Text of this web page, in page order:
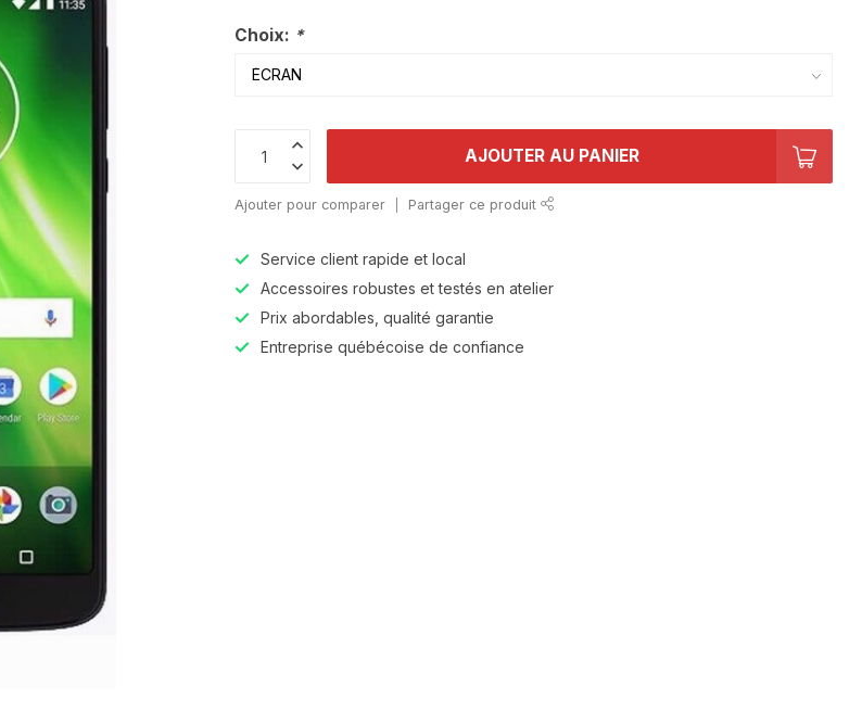
Choix: *
AJOUTER AU PANIER
Ajouter pour comparer Partager ce produit
Service client rapide et local
Accessoires robustes et testés en atelier
Prix abordables, qualité garantie
Entreprise québécoise de confiance